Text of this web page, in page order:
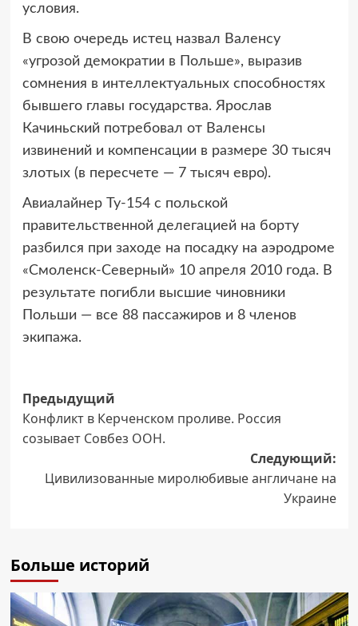
условия.
В свою очередь истец назвал Валенсу
«угрозой демократии в Польше», выразив
сомнения в интеллектуальных способностях
бывшего главы государства. Ярослав
Качиньский потребовал от Валенсы
извинений и компенсации в размере 30 тысяч
злотых (в пересчете — 7 тысяч евро).
Авиалайнер Ту-154 с польской
правительственной делегацией на борту
разбился при заходе на посадку на аэродроме
«Смоленск-Северный» 10 апреля 2010 года. В
результате погибли высшие чиновники
Польши — все 88 пассажиров и 8 членов
экипажа.
Навигация
записи
Предыдущий
Конфликт в Керченском проливе. Россия
созывает Совбез ООН.
Следующий:
Цивилизованные миролюбивые англичане на
Украине
Больше историй